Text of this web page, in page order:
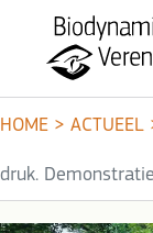
HOME > ACTUEEL
druk.